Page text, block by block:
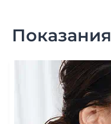
Показания